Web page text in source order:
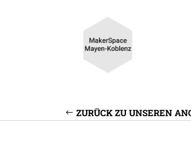
ZURÜCK ZU UNSEREN